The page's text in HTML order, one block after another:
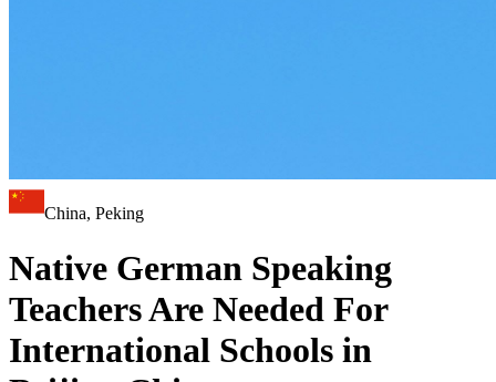
China, Peking
Native German Speaking
Teachers Are Needed For
International Schools in